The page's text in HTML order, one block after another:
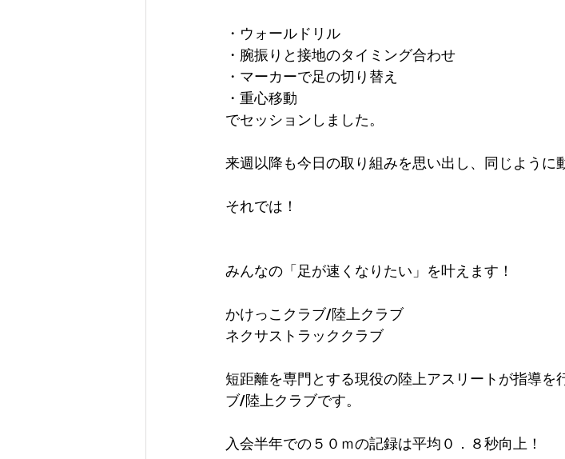
・ウォールドリル
・腕振りと接地のタイミング合わせ
・マーカーで足の切り替え
・重心移動
でセッションしました。
来週以降も今日の取り組みを思い出し、同じように
それでは！
みんなの「足が速くなりたい」を叶えます！
かけっこクラブ/陸上クラブ
ネクサストラッククラブ
短距離を専門とする現役の陸上アスリートが指導を
ブ/陸上クラブです。
入会半年での５０ｍの記録は平均０．８秒向上！​